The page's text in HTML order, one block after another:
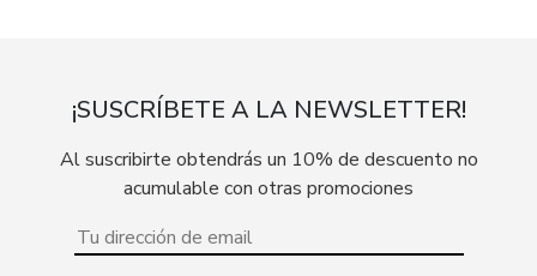
¡SUSCRÍBETE A LA NEWSLETTER!
Al suscribirte obtendrás un 10% de descuento no
acumulable con otras promociones